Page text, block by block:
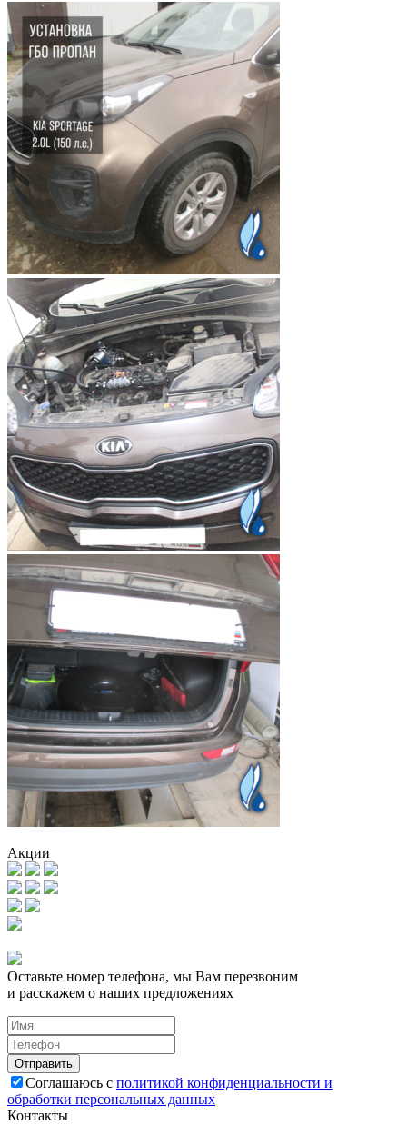
Акции
Оставьте номер телефона, мы Вам перезвоним
и расскажем о наших предложениях
Соглашаюсь с политикой конфиденциальности и
обработки персональных данных
Контакты